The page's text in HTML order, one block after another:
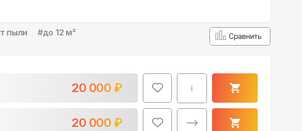
пыли #до 12 м² Сравнить
20 000 ₽ i
20 000 ₽